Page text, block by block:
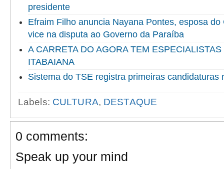
presidente
Efraim Filho anuncia Nayana Pontes, esposa
vice na disputa ao Governo da Paraíba
A CARRETA DO AGORA TEM
ITABAIANA
Sistema do TSE registra primeiras candidaturas
Labels: CULTURA, DESTAQUE
0 comments:
Speak up your mind